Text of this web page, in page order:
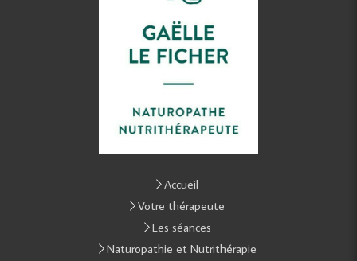
Accueil
Votre thérapeute
Les séances
Naturopathie et Nutrithérapie